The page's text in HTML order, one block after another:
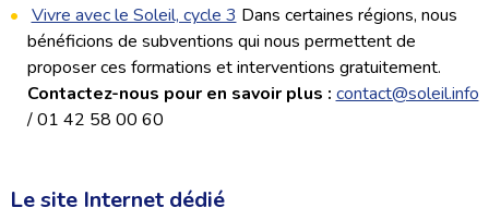
Vivre avec le Soleil, cycle 3 Dans certaines régions, nous
bénéficions de subventions qui nous permettent de
proposer ces formations et interventions gratuitement.
Contactez-nous pour en savoir plus : contact@soleil.info
/ 01 42 58 00 60
Le site Internet dédié